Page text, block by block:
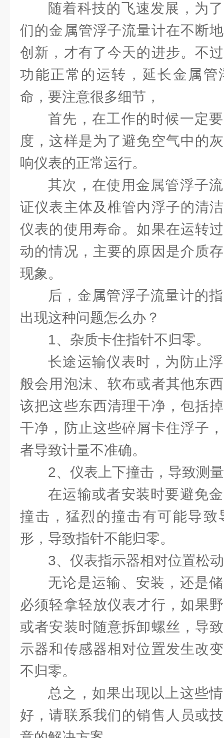
随着科技的飞速发展，为
们的金属管浮子流量计在不断
创新，才有了今天的进步。不
功能正常的运转，延长金属管
命，要注意很多细节，
首先，在工作的时候一定
度，这样是为了避免空气中的
响仪表的正常运行。
其次，在使用金属管浮子
证仪表主体及椎管内浮子的清
仪表的使用寿命。如果在运转
动的情况，主要的原因是介质
现象。
后，金属管浮子流量计的
出现这种问题怎么办？
1、杂质卡住指针不归零。
长途运输仪表时，为防止
般会用泡沫、软布或者其他东
该把这些东西清理干净，包括
干净，防止这些碎屑卡住浮子
者导致计量不准确。
2、仪表上下撞击，导致测
在运输或者安装时要避免
撞击，猛烈的撞击有可能导致
形，导致指针不能归零。
3、仪表指示器相对位置松
无论是运输、安装，还是
必须轻拿轻放仪表才行，如果
或者安装时随意拆卸螺丝，导
示器和传感器相对位置发生改
不归零。
总之，如果出现以上这些
好，请联系我们的销售人员或